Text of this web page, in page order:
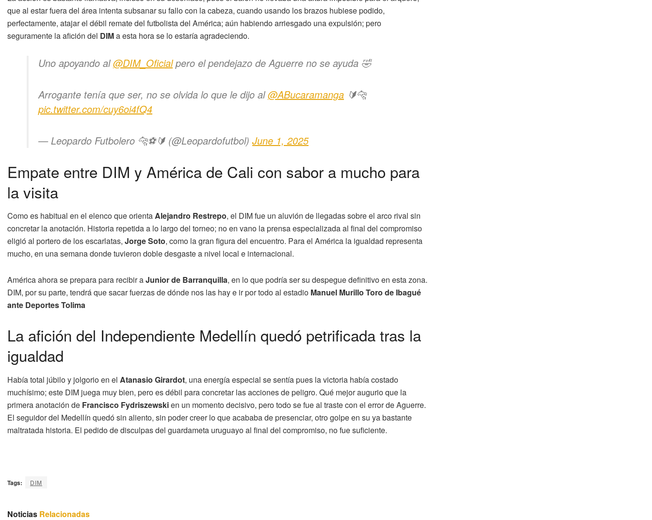
que al estar fuera del área intenta subsanar su fallo con la cabeza, cuando usando los brazos hubiese podido,
perfectamente, atajar el débil remate del futbolista del América; aún habiendo arriesgado una expulsión; pero
seguramente la afición del DIMa esta hora se lo estaría agradeciendo.
Uno apoyando al@DIM_Oficialpero el pendejazo de Aguerre no se ayuda 🤣
Arrogante tenía que ser, no se olvida lo que le dijo al@ABucaramanga 🔰🐆
pic.twitter.com/cuy6oi4fQ4
— Leopardo Futbolero 🐆⚽️🔰 (@Leopardofutbol) June 1, 2025
Empate entre DIM y América de Cali con sabor a mucho para
la visita
Como es habitual en el elenco que orientaAlejandro Restrepo, el DIM fue un aluvión de llegadas sobre el arco rival sin
concretar la anotación. Historia repetida a lo largo del torneo; no en vano la prensa especializada al final del compromiso
eligió al portero de los escarlatas, Jorge Soto, como la gran figura del encuentro. Para el América la igualdad representa
mucho, en una semana donde tuvieron doble desgaste a nivel local e internacional.
América ahora se prepara para recibir aJunior de Barranquilla, en lo que podría ser su despegue definitivo en esta zona.
DIM, por su parte, tendrá que sacar fuerzas de dónde nos las hay e ir por todo al estadio Manuel Murillo Toro de Ibagué
ante Deportes Tolima
La afición del Independiente Medellín quedó petrificada tras la
igualdad
Había total júbilo y jolgorio en el Atanasio Girardot, una energía especial se sentía pues la victoria había costado
muchísimo; este DIM juega muy bien, pero es débil para concretar las acciones de peligro. Qué mejor augurio que la
primera anotación de Francisco Fydriszewskien un momento decisivo, pero todo se fue al traste con el error de Aguerre.
El seguidor del Medellín quedó sin aliento, sin poder creer lo que acababa de presenciar, otro golpe en su ya bastante
maltratada historia. El pedido de disculpas del guardameta uruguayo al final del compromiso, no fue suficiente.
Tags: DIM
Noticias Relacionadas